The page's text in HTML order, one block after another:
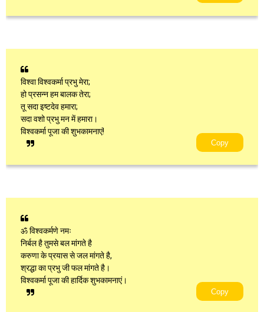
विश्वा विश्वकर्मा प्रभु मेरा;
हो प्रसन्न हम बालक तेरा;
तू सदा इष्टदेव हमारा;
सदा वशो प्रभु मन में हमारा।
विश्वकर्मा पूजा की शुभकामनाएं!
Copy
ॐ विश्वकर्मणे नमः
निर्बल है तुमसे बल मांगते है
करुणा के प्रयास से जल मांगते है,
श्रद्धा का प्रभु जी फल मांगते है।
विश्वकर्मा पूजा की हार्दिक शुभकामनाएं।
Copy